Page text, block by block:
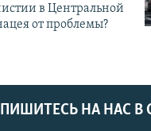
в Центральной
от проблемы?
НА НАС В